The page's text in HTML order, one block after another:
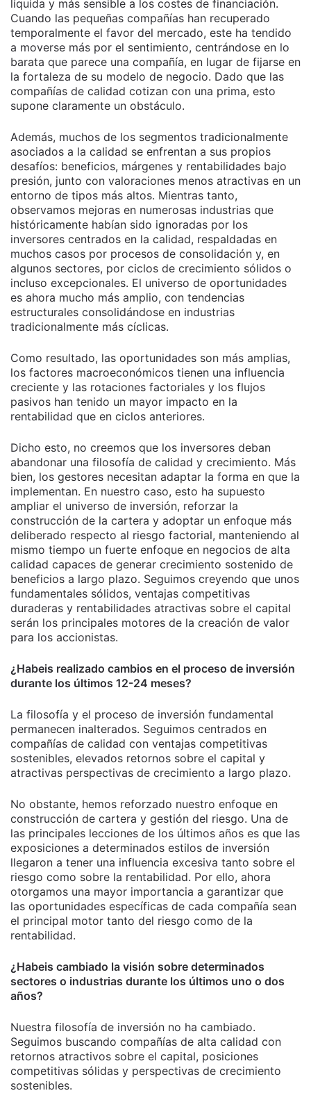
líquida y más sensible a los costes de financiación.
Cuando las pequeñas compañías han recuperado
temporalmente el favor del mercado, este ha tendido
a moverse más por el sentimiento, centrándose en lo
barata que parece una compañía, en lugar de fijarse en
la fortaleza de su modelo de negocio. Dado que las
compañías de calidad cotizan con una prima, esto
supone claramente un obstáculo.
Además, muchos de los segmentos tradicionalmente
asociados a la calidad se enfrentan a sus propios
desafíos: beneficios, márgenes y rentabilidades bajo
presión, junto con valoraciones menos atractivas en un
entorno de tipos más altos. Mientras tanto,
observamos mejoras en numerosas industrias que
históricamente habían sido ignoradas por los
inversores centrados en la calidad, respaldadas en
muchos casos por procesos de consolidación y, en
algunos sectores, por ciclos de crecimiento sólidos o
incluso excepcionales. El universo de oportunidades
es ahora mucho más amplio, con tendencias
estructurales consolidándose en industrias
tradicionalmente más cíclicas.
Como resultado, las oportunidades son más amplias,
los factores macroeconómicos tienen una influencia
creciente y las rotaciones factoriales y los flujos
pasivos han tenido un mayor impacto en la
rentabilidad que en ciclos anteriores.
Dicho esto, no creemos que los inversores deban
abandonar una filosofía de calidad y crecimiento. Más
bien, los gestores necesitan adaptar la forma en que la
implementan. En nuestro caso, esto ha supuesto
ampliar el universo de inversión, reforzar la
construcción de la cartera y adoptar un enfoque más
deliberado respecto al riesgo factorial, manteniendo al
mismo tiempo un fuerte enfoque en negocios de alta
calidad capaces de generar crecimiento sostenido de
beneficios a largo plazo. Seguimos creyendo que unos
fundamentales sólidos, ventajas competitivas
duraderas y rentabilidades atractivas sobre el capital
serán los principales motores de la creación de valor
para los accionistas.
¿Habeis realizado cambios en el proceso de inversión
durante los últimos 12-24 meses?
La filosofía y el proceso de inversión fundamental
permanecen inalterados. Seguimos centrados en
compañías de calidad con ventajas competitivas
sostenibles, elevados retornos sobre el capital y
atractivas perspectivas de crecimiento a largo plazo.
No obstante, hemos reforzado nuestro enfoque en
construcción de cartera y gestión del riesgo. Una de
las principales lecciones de los últimos años es que las
exposiciones a determinados estilos de inversión
llegaron a tener una influencia excesiva tanto sobre el
riesgo como sobre la rentabilidad. Por ello, ahora
otorgamos una mayor importancia a garantizar que
las oportunidades específicas de cada compañía sean
el principal motor tanto del riesgo como de la
rentabilidad.
¿Habeis cambiado la visión sobre determinados
sectores o industrias durante los últimos uno o dos
años?
Nuestra filosofía de inversión no ha cambiado.
Seguimos buscando compañías de alta calidad con
retornos atractivos sobre el capital, posiciones
competitivas sólidas y perspectivas de crecimiento
sostenibles.